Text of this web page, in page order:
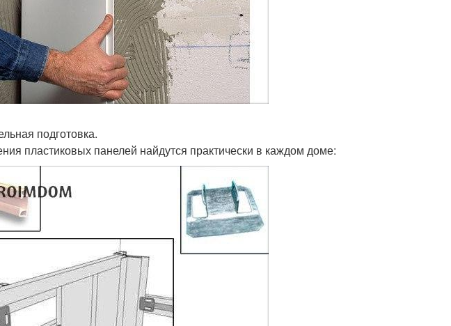
подготовка.
пластиковых панелей найдутся практически в каждом доме: